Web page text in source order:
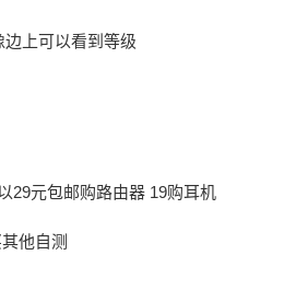
上可以看到等级
29元包邮购路由器 19购耳机
他自测